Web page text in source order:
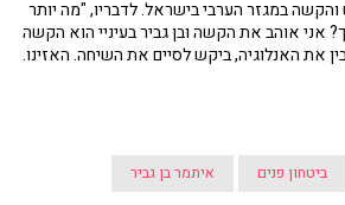
במגזר הערבי בישראל. לדבריו, "מה יותר
אני אוהב את הקשה ובן גביר בעיניי הוא הקשה
את האנלוגיה, ביקש לסיים את השיחה. האזינו.
ביטחון פנים איתמר בן גביר